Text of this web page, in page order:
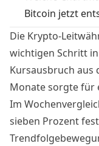
Bitcoin jetzt
Die Krypto-
wichtigen Schritt
Kursausbruch aus
Monate sorgte für
Im
sieben Prozent